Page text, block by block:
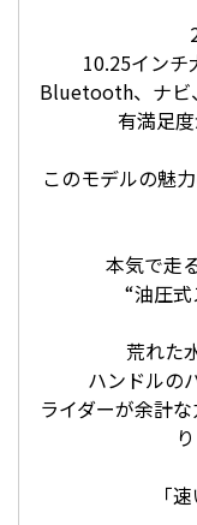
10.25インチ
Bluetooth、ナビ
有満足
このモデルの魅
本気で走
“油圧式
荒れた
ハンドルの
ライダーが余計
「